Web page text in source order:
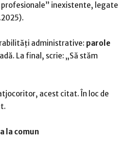
profesionale” inexistente, legate
administrative: parole
La final, scrie: „Să stăm
acest citat. În loc de
la comun